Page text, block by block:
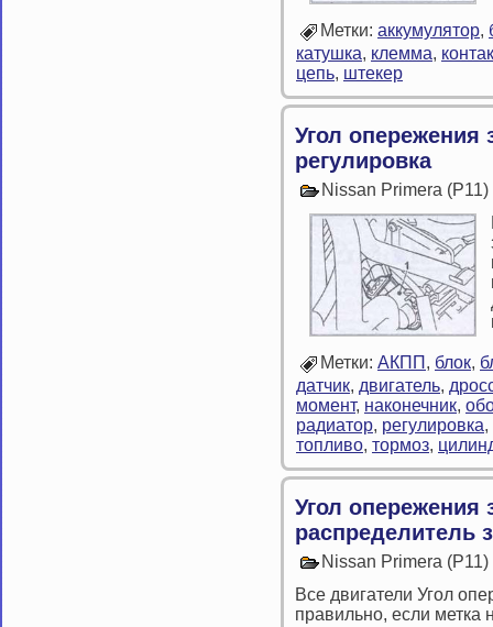
Метки: аккумулятор,
катушка, клемма,
цепь, штекер
Угол опережения
регулировка
Nissan Primera
Метки: АКПП , блок,
датчик, двигатель,
момент, наконечник,
радиатор, регулировка,
топливо, тормоз,
Угол опережения
распределитель
Nissan Primera
Все двигатели Угол
правильно, если метка